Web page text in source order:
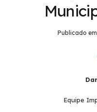
Publicado em
Equipe